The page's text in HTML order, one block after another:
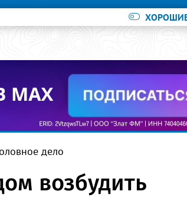
дело
возбудить